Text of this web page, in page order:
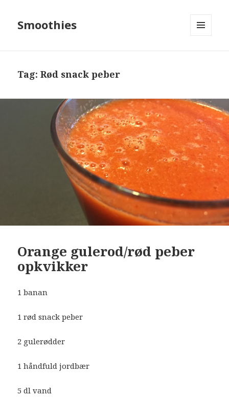
Smoothies
Tag: Rød snack peber
Orange gulerod/rød peber
opkvikker
1 banan
1 rød snack peber
2 gulerødder
1 håndfuld jordbær
5 dl vand